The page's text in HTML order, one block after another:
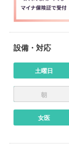
設備・対応
土曜日
朝
女医